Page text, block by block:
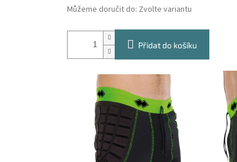
Můžeme doručit do: Zvolte variantu
Přidat do košíku